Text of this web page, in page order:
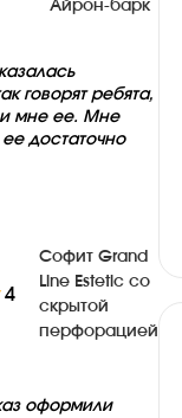
Айрон-барк
говорят ребята,
мне ее. Мне
достаточно
Софит Grand
Line Estetic со
скрытой
перфорацией
4
оформили